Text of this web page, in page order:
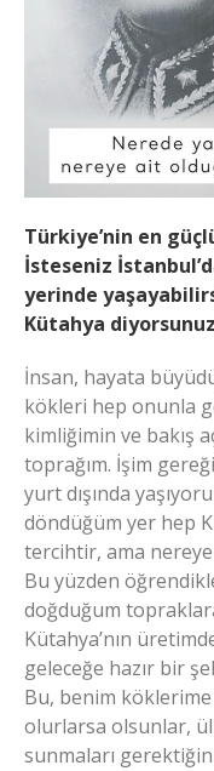
Türkiye’nin en
İsteseniz
yerinde
Kütahya
İnsan, hayata
kökleri hep onunla
kimliğimin ve bakış
toprağım. İşim
yurt dışında
döndüğüm yer hep
tercihtir, ama
Bu yüzden
doğduğum
Kütahya’nın
geleceğe hazır bir
Bu, benim
olurlarsa olsunlar,
sunmaları